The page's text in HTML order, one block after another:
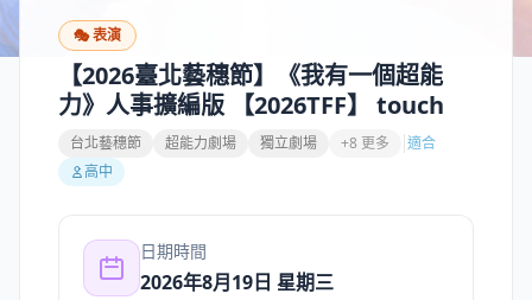
🎭表演
【2026臺北藝穗節】《我有一個超能
力》人事擴編版 【2026TFF】 touch
台北藝穗節 超能力劇場 獨立劇場 +8 更多
適合
高中
日期時間
2026年8月19日 星期三